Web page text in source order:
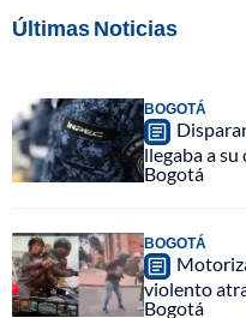
Últimas Noticias
BOGOTÁ
llegaba a
Bogotá
BOGOTÁ
violento
Bogotá